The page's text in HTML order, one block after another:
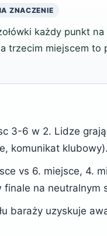
ZNACZENIE
każdy punkt
trzecim miejscem to
3-6 w 2. Lidze
komunikat klubowy).
vs 6. miejsce, 4.
finale na neutralnym
baraży uzyskuje